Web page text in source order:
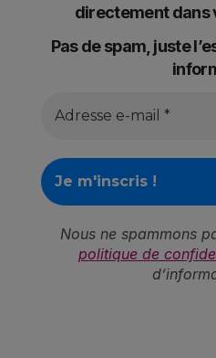
directement dans
Pas de spam, juste
Nous ne spammons
politique de